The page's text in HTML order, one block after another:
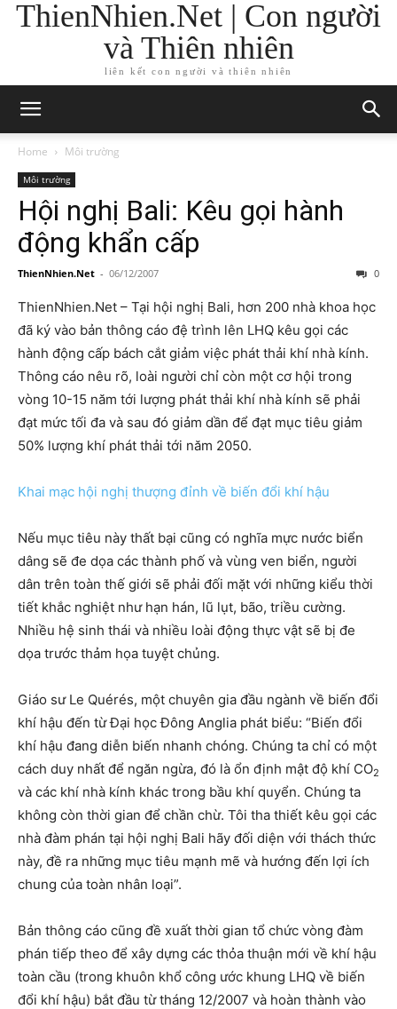
ThienNhien.Net | Con người
và Thiên nhiên
liên kết con người và thiên nhiên
Home Môi trường
Môi trường
Hội nghị Bali: Kêu gọi hành
động khẩn cấp
ThienNhien.Net - 06/12/2007 0
ThienNhien.Net – Tại hội nghị Bali, hơn 200 nhà khoa học
đã ký vào bản thông cáo đệ trình lên LHQ kêu gọi các
hành động cấp bách cắt giảm việc phát thải khí nhà kính.
Thông cáo nêu rõ, loài người chỉ còn một cơ hội trong
vòng 10-15 năm tới lượng phát thải khí nhà kính sẽ phải
đạt mức tối đa và sau đó giảm dần để đạt mục tiêu giảm
50% lượng khí phát thải tới năm 2050.
Khai mạc hội nghị thượng đỉnh về biến đổi khí hậu
Nếu mục tiêu này thất bại cũng có nghĩa mực nước biển
dâng sẽ đe dọa các thành phố và vùng ven biển, người
dân trên toàn thế giới sẽ phải đối mặt với những kiểu thời
tiết khắc nghiệt như hạn hán, lũ lụt, bão, triều cường.
Nhiều hệ sinh thái và nhiều loài động thực vật sẽ bị đe
dọa trước thảm họa tuyệt chủng.
Giáo sư Le Quérés, một chuyên gia đầu ngành về biến đổi
khí hậu đến từ Đại học Đông Anglia phát biểu: “Biến đổi
khí hậu đang diễn biến nhanh chóng. Chúng ta chỉ có một
cách duy nhất để ngăn ngừa, đó là ổn định mật độ khí CO2
và các khí nhà kính khác trong bầu khí quyển. Chúng ta
không còn thời gian để chần chừ. Tôi tha thiết kêu gọi các
nhà đàm phán tại hội nghị Bali hãy đối diện với thách thức
này, đề ra những mục tiêu mạnh mẽ và hướng đến lợi ích
chung của toàn nhân loại”.
Bản thông cáo cũng đề xuất thời gian tổ chức vòng đàm
phán tiếp theo để xây dựng các thỏa thuận mới về khí hậu
toàn cầu (trong khuôn khổ công ước khung LHQ về biến
đổi khí hậu) bắt đầu từ tháng 12/2007 và hoàn thành vào